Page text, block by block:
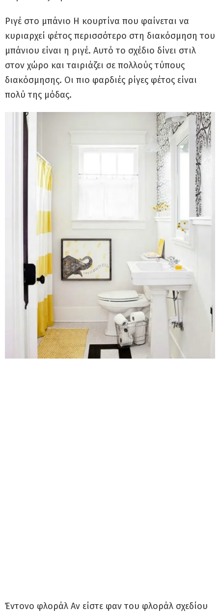
Ριγέ στο μπάνιο Η κουρτίνα που φαίνεται να
κυριαρχεί φέτος περισσότερο στη διακόσμηση του
μπάνιου είναι η ριγέ. Αυτό το σχέδιο δίνει στιλ
στον χώρο και ταιριάζει σε πολλούς τύπους
διακόσμησης. Οι πιο φαρδιές ρίγες φέτος είναι
πολύ της μόδας.
Έντονο φλοράλ Αν είστε φαν του φλοράλ σχεδίου